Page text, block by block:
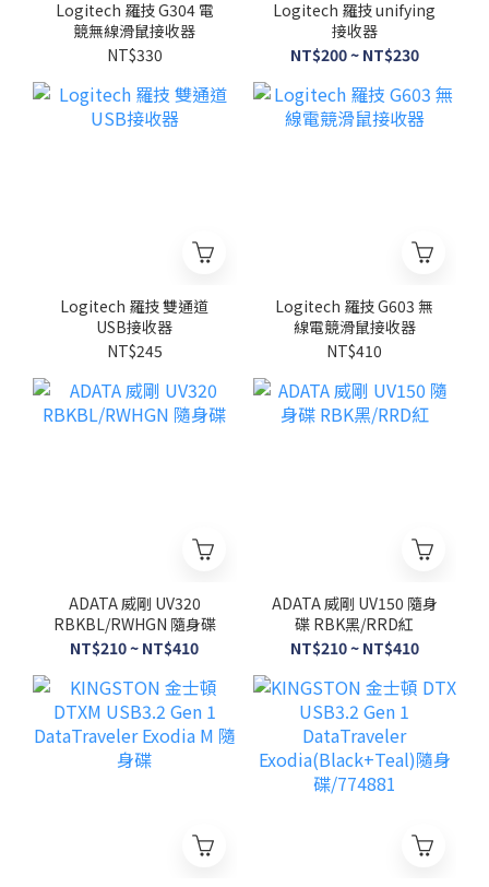
Logitech 羅技 G304 電
競無線滑鼠接收器
NT$330
Logitech 羅技 unifying
接收器
NT$200 ~ NT$230
Logitech 羅技 雙通道
USB接收器
NT$245
Logitech 羅技 G603 無
線電競滑鼠接收器
NT$410
ADATA 威剛 UV320
RBKBL/RWHGN 隨身碟
NT$210 ~ NT$410
ADATA 威剛 UV150 隨身
碟 RBK黑/RRD紅
NT$210 ~ NT$410